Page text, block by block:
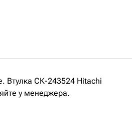
Втулка СК-243524 Hitachi
у менеджера.